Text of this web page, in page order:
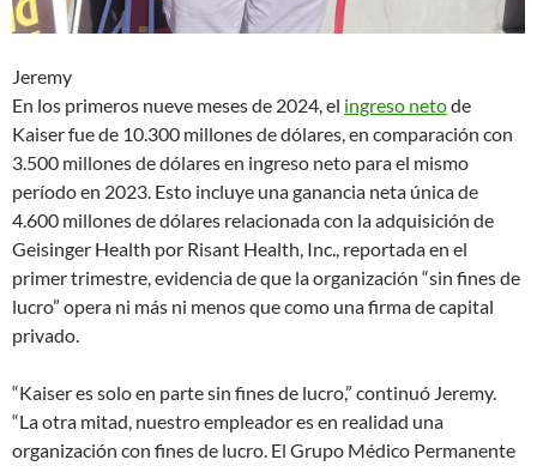
Jeremy
En los primeros nueve meses de 2024, el ingreso netode
Kaiser fue de 10.300 millones de dólares, en comparación con
3.500 millones de dólares en ingreso neto para el mismo
período en 2023. Esto incluye una ganancia neta única de
4.600 millones de dólares relacionada con la adquisición de
Geisinger Health por Risant Health, Inc., reportada en el
primer trimestre, evidencia de que la organización “sin fines de
lucro” opera ni más ni menos que como una firma de capital
privado.
“Kaiser es solo en parte sin fines de lucro,” continuó Jeremy.
“La otra mitad, nuestro empleador es en realidad una
organización con fines de lucro. El Grupo Médico Permanente